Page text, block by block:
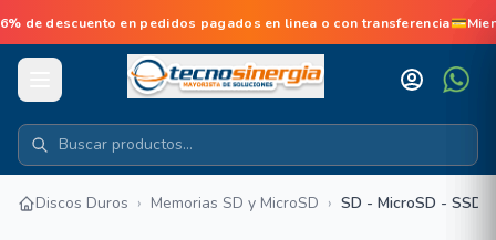
de descuento en pedidos pagados en linea o con
Discos Duros › Memorias SD y MicroSD › SD - MicroSD - SSD